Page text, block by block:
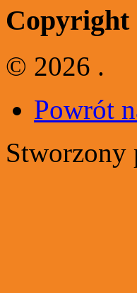
Copyright
© 2026 .
Powrót
Stworzony